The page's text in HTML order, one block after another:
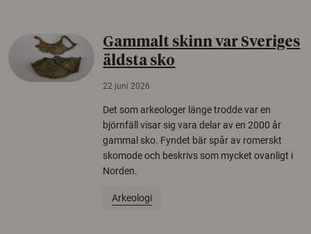
Gammalt skinn var Sveriges
äldsta sko
22 juni 2026
Det som arkeologer länge trodde var en
björnfäll visar sig vara delar av en 2000 år
gammal sko. Fyndet bär spår av romerskt
skomode och beskrivs som mycket ovanligt i
Norden.
Arkeologi